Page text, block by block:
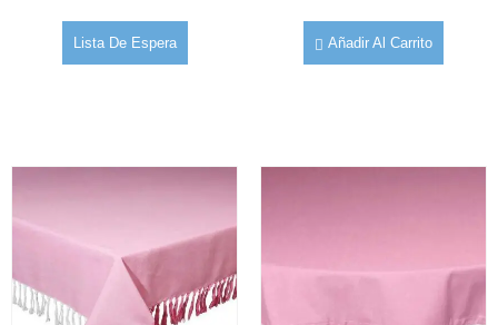
Lista De Espera Añadir Al Carrito